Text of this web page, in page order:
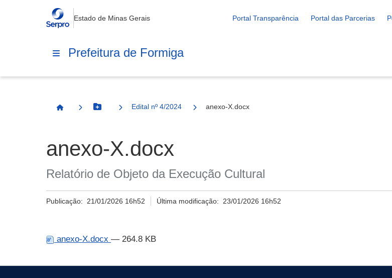
Estado de Minas Gerais Portal Transparência Portal das Parcerias
Prefeitura de Formiga
Página InicialBotão Menu
Edital nº 4/2024 anexo-X.docx
anexo-X.docx
Relatório de Objeto da Execução Cultural
Publicação: 21/01/2026 16h52 Última modificação: 23/01/2026 16h52
anexo-X.docx — 264.8 KB